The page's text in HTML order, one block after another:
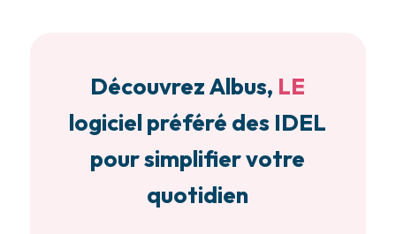
Découvrez Albus, LE
logiciel préféré des IDEL
pour simplifier votre
quotidien